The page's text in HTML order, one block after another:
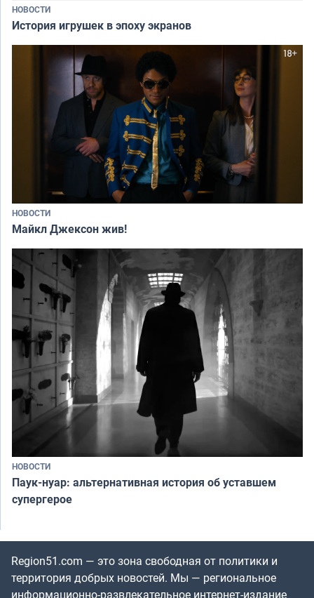
НОВОСТИ
История игрушек в эпоху экранов
НОВОСТИ
Майкл Джексон жив!
НОВОСТИ
Паук-нуар: альтернативная история об уставшем
супергерое
Region51.com — это зона свободная от политики и
территория добрых новостей. Мы — региональное
информационно-развлекательное интернет-издание